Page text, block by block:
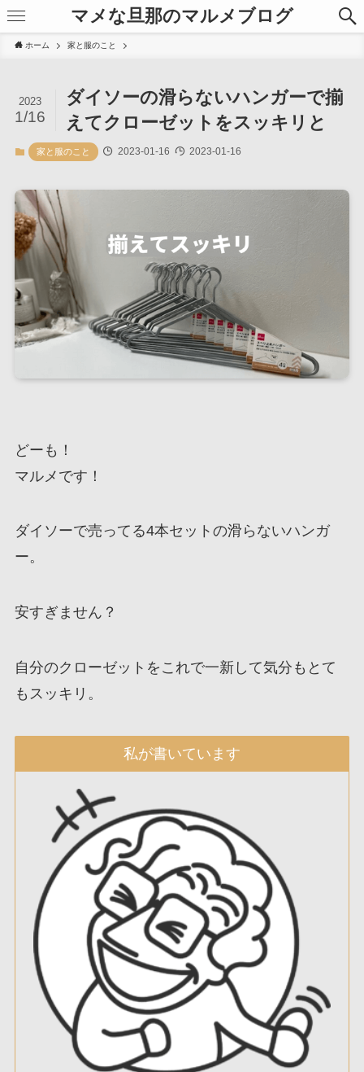
マメな旦那のマルメブログ
ホーム 家と服のこと
ダイソーの滑らないハンガーで揃
えてクローゼットをスッキリと
2023
1/16
家と服のこと 2023-01-16 2023-01-16
どーも！
マルメです！
ダイソーで売ってる4本セットの滑らないハンガ
ー。
安すぎません？
自分のクローゼットをこれで一新して気分もとて
もスッキリ。
私が書いています